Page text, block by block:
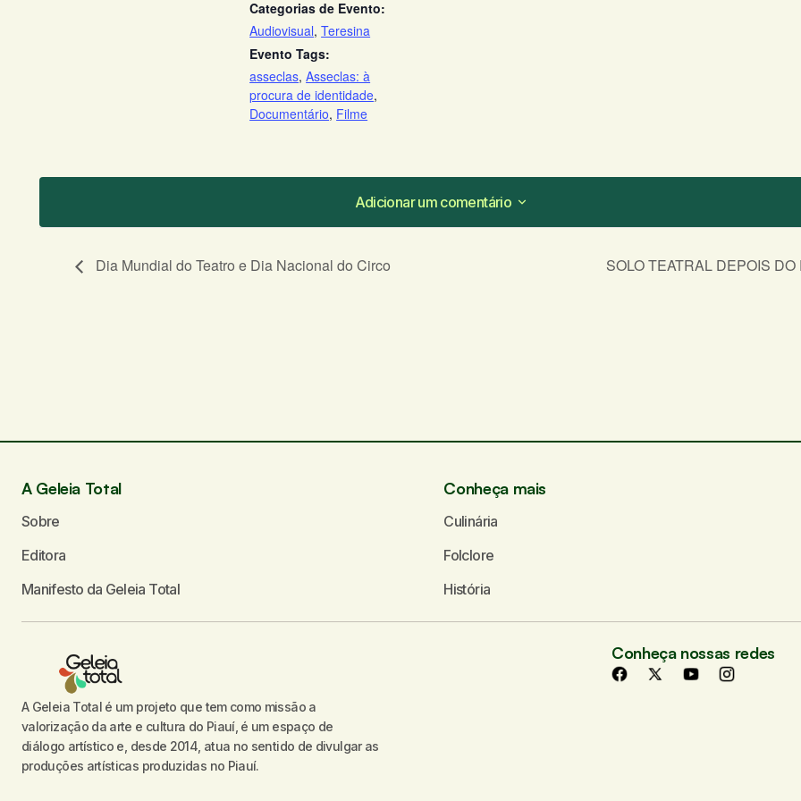
Categorias de Evento:
Audiovisual,Teresina
Evento Tags:
asseclas,Asseclas: à
procura de identidade,
Documentário, Filme
Adicionar um comentário
Adicionar um comentário
Dia Mundial do Teatro e Dia Nacional do Circo SOLO TEATRAL DEPOIS
A Geleia Total é um projeto que tem como missão a
valorização da arte e cultura do Piauí, é um espaço de
diálogo artístico e, desde 2014, atua no sentido de divulgar as
produções artísticas produzidas no Piauí.
A Geleia Total
Sobre
Editora
Manifesto da Geleia Total
Conheça mais
Culinária
Folclore
História
Conheça nossas redes